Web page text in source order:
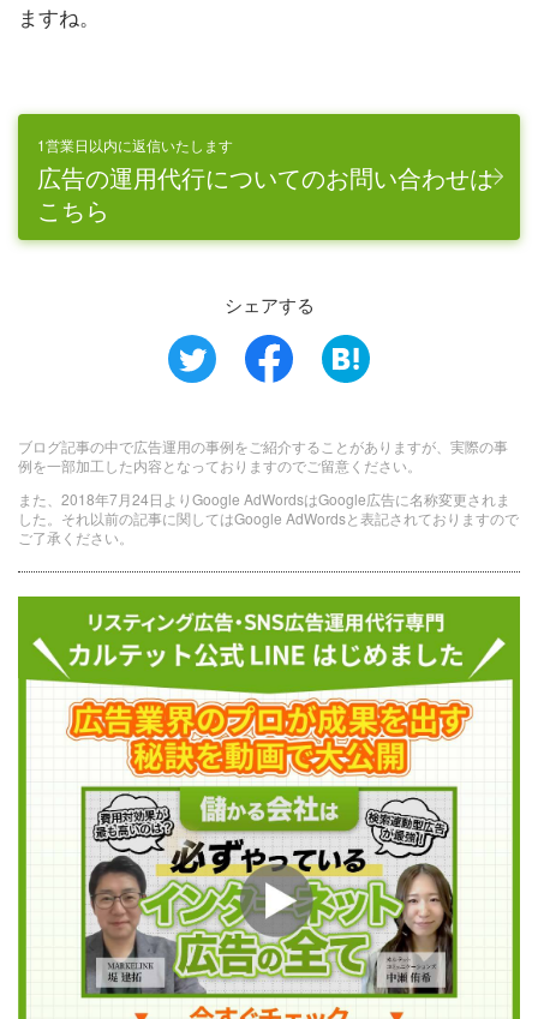
ますね。
1営業日以内に返信いたします
広告の運用代行についてのお問い合わせは
こちら
シェアする
ブログ記事の中で広告運用の事例をご紹介することがありますが、実際の事
例を一部加工した内容となっておりますのでご留意ください。
また、2018年7月24日よりGoogle AdWordsはGoogle広告に名称変更されま
した。それ以前の記事に関してはGoogle AdWordsと表記されておりますので
ご了承ください。